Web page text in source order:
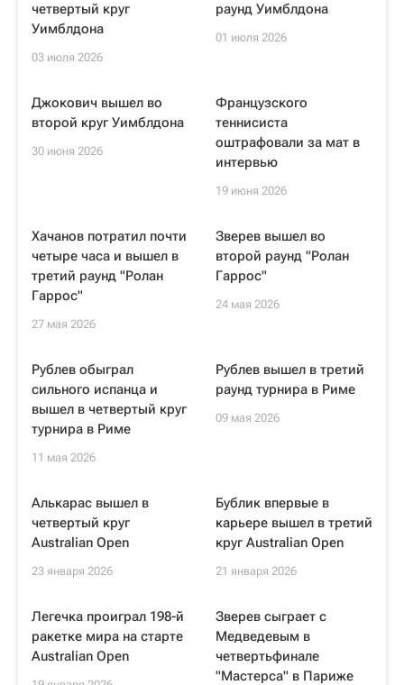
четвертый круг
Уимблдона
03 июля 2026
раунд Уимблдона
01 июля 2026
Джокович вышел во
второй круг Уимблдона
30 июня 2026
Французского
теннисиста
оштрафовали за мат в
интервью
19 июня 2026
Хачанов потратил почти
четыре часа и вышел в
третий раунд "Ролан
Гаррос"
27 мая 2026
Зверев вышел во
второй раунд "Ролан
Гаррос"
24 мая 2026
Рублев обыграл
сильного испанца и
вышел в четвертый круг
турнира в Риме
11 мая 2026
Рублев вышел в третий
раунд турнира в Риме
09 мая 2026
Алькарас вышел в
четвертый круг
Australian Open
23 января 2026
Бублик впервые в
карьере вышел в третий
круг Australian Open
21 января 2026
Легечка проиграл 198-й
ракетке мира на старте
Australian Open
Зверев сыграет с
Медведевым в
четвертьфинале
"Мастерса" в Париже